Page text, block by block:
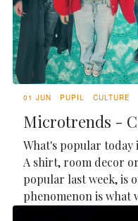
01 JUN PUPIL CULTURE
Microtrends -
What's popular today
A shirt, room decor
popular last week, is
phenomenon is what